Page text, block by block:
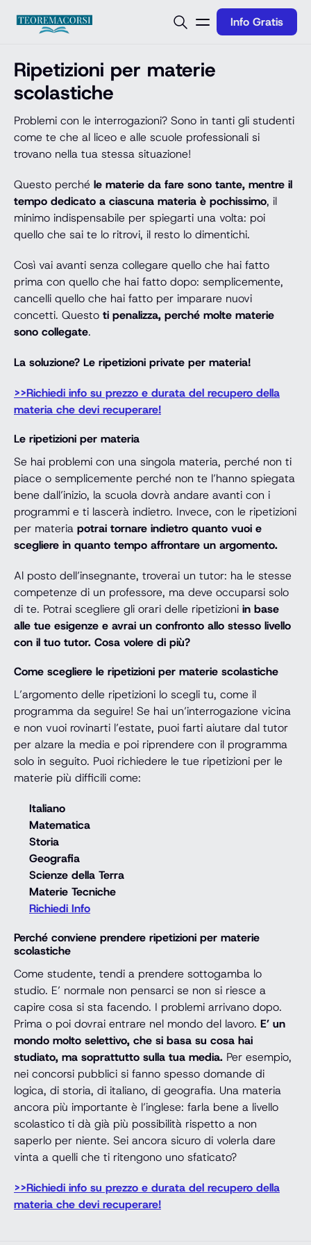
Info Gratis
Ripetizioni per materie
scolastiche
Problemi con le interrogazioni? Sono in tanti gli studenti
come te che al liceo e alle scuole professionali si
trovano nella tua stessa situazione!
Questo perché le materie da fare sono tante, mentre il
tempo dedicato a ciascuna materia è pochissimo, il
minimo indispensabile per spiegarti una volta: poi
quello che sai te lo ritrovi, il resto lo dimentichi.
Così vai avanti senza collegare quello che hai fatto
prima con quello che hai fatto dopo: semplicemente,
cancelli quello che hai fatto per imparare nuovi
concetti. Questo ti penalizza, perché molte materie
sono collegate.
La soluzione? Le ripetizioni private per materia!
>>Richiedi info su prezzo e durata del recupero della
materia che devi recuperare!
Le ripetizioni per materia
Se hai problemi con una singola materia, perché non ti
piace o semplicemente perché non te l’hanno spiegata
bene dall’inizio, la scuola dovrà andare avanti con i
programmi e ti lascerà indietro. Invece, con le ripetizioni
per materia potrai tornare indietro quanto vuoi e
scegliere in quanto tempo affrontare un argomento.
Al posto dell’insegnante, troverai un tutor: ha le stesse
competenze di un professore, ma deve occuparsi solo
di te. Potrai scegliere gli orari delle ripetizioni in base
alle tue esigenze e avrai un confronto allo stesso livello
con il tuo tutor. Cosa volere di più?
Come scegliere le ripetizioni per materie scolastiche
L’argomento delle ripetizioni lo scegli tu, come il
programma da seguire! Se hai un’interrogazione vicina
e non vuoi rovinarti l’estate, puoi farti aiutare dal tutor
per alzare la media e poi riprendere con il programma
solo in seguito. Puoi richiedere le tue ripetizioni per le
materie più difficili come:
Italiano
Matematica
Storia
Geografia
Scienze della Terra
Materie Tecniche
Richiedi Info
Perché conviene prendere ripetizioni per materie
scolastiche
Come studente, tendi a prendere sottogamba lo
studio. E’ normale non pensarci se non si riesce a
capire cosa si sta facendo. I problemi arrivano dopo.
Prima o poi dovrai entrare nel mondo del lavoro. E’ un
mondo molto selettivo, che si basa su cosa hai
studiato, ma soprattutto sulla tua media. Per esempio,
nei concorsi pubblici si fanno spesso domande di
logica, di storia, di italiano, di geografia. Una materia
ancora più importante è l’inglese: farla bene a livello
scolastico ti dà già più possibilità rispetto a non
saperlo per niente. Sei ancora sicuro di volerla dare
vinta a quelli che ti ritengono uno sfaticato?
>>Richiedi info su prezzo e durata del recupero della
materia che devi recuperare!